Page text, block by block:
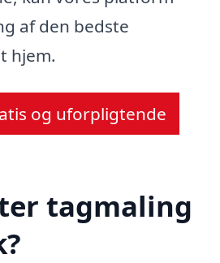
af den bedste
hjem.
og uforpligtende
tagmaling